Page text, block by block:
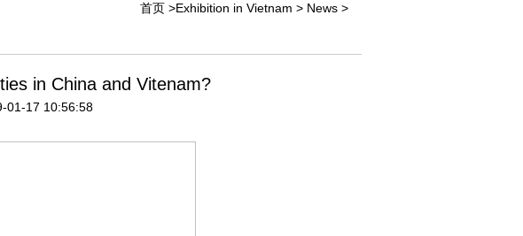
首页 >Exhibition in Vietnam > News >
in China and Vitenam?
01-17 10:56:58